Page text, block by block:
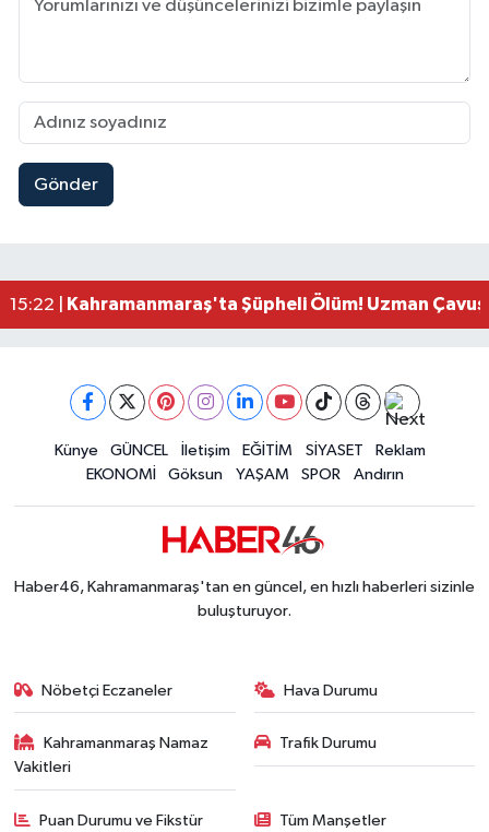
Gönder
22:09 |Kahramanmaraş'ta Uluslararası Bisiklet
15:22 |
Kahramanmaraş'ta Şüpheli Ölüm! Uzman
15:10 |Kahramanmaraş'ta Korku Dolu Anlar! Metruk
Tayland'daki Okul Saldırısı Kahramanmaraş
Kahramanmaraş'taki Okul Saldırısı Sonrası
12:31 |Kahramanmaraş Ağustos Fuarı'nda Funda Arar
Kahramanmaraş'ta Hacı Murat Caddesi Baştan
12:09 |Kahramanmaraş'ta Madrigal Coşkusu! Fuar
Kahramanmaraş'ta Said Bey Sitesi Davasında 3
Künye GÜNCEL İletişim EĞİTİM SİYASET
Reklam
EKONOMİ
Göksun YAŞAM SPOR Andırın
Haber46, Kahramanmaraş'tan en güncel, en hızlı haberleri sizinle
buluşturuyor.
Nöbetçi Eczaneler Hava Durumu
Kahramanmaraş Namaz
Vakitleri
Trafik Durumu
Puan Durumu ve Fikstür Tüm Manşetler